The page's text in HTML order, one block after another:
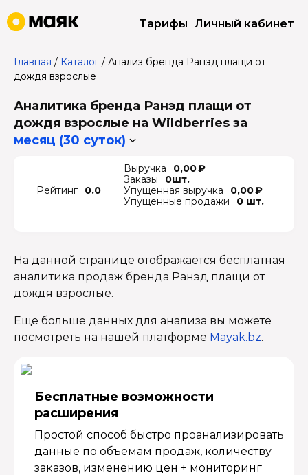
Тарифы Личный кабинет
Главная / Каталог/ Анализ бренда Ранэд плащи от
дождя взрослые
Аналитика бренда Ранэд плащи от
дождя взрослые на Wildberries за
месяц (30 суток)
Рейтинг 0.0
Выручка
0,00 ₽
Заказы
0шт.
Упущенная выручка
0,00 ₽
Упущенные продажи
0 шт.
На данной странице отображается бесплатная
аналитика продаж бренда Ранэд плащи от
дождя взрослые.
Еще больше данных для анализа вы можете
посмотреть на нашей платформе Mayak.bz.
Бесплатные возмож­ности
расширения
Простой способ быстро проанализировать
данные по объемам продаж, количеству
заказов, изменению цен + мониторинг